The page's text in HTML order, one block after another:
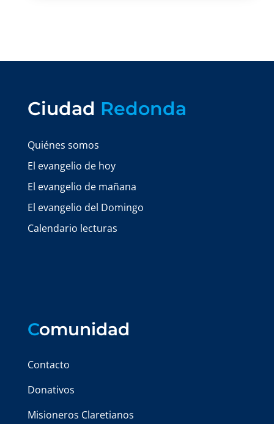
Ciudad Redonda
Quiénes somos
El evangelio de hoy
El evangelio de mañana
El evangelio del Domingo
Calendario lecturas
Comunidad
Contacto
Donativos
Misioneros Claretianos